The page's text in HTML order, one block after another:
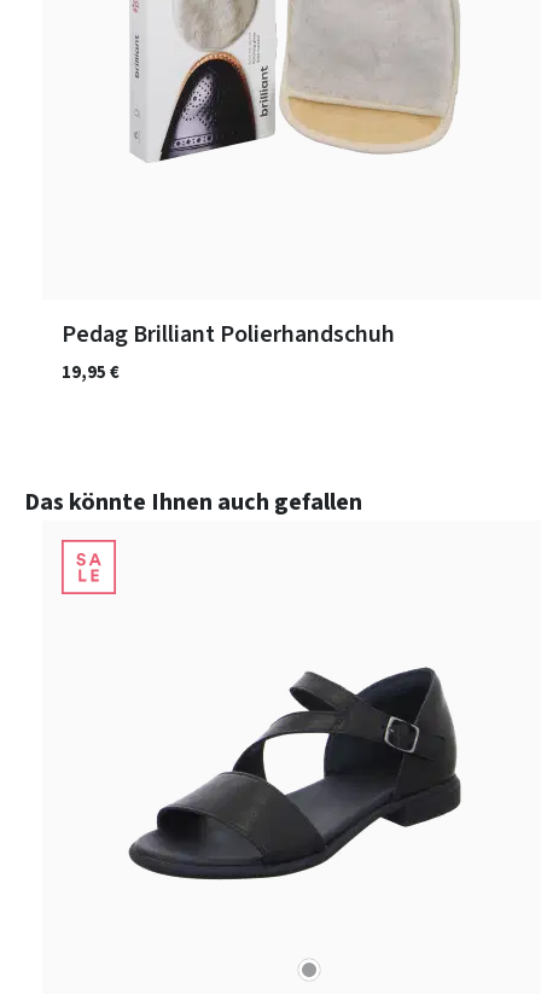
Pedag Brilliant Polierhandschuh
19,95 €
Produktgalerie überspringen
Das könnte Ihnen auch gefallen
grau